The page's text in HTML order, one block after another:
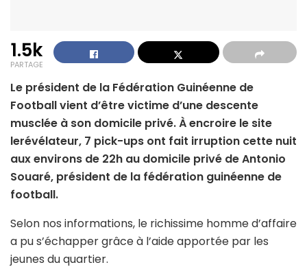
1.5k
PARTAGE
Le président de la Fédération Guinéenne de
Football vient d’être victime d’une descente
musclée à son domicile privé. À encroire le site
lerévélateur, 7 pick-ups ont fait irruption cette nuit
aux environs de 22h au domicile privé de Antonio
Souaré, président de la fédération guinéenne de
football.
Selon nos informations, le richissime homme d’affaire
a pu s’échapper grâce à l’aide apportée par les
jeunes du quartier.